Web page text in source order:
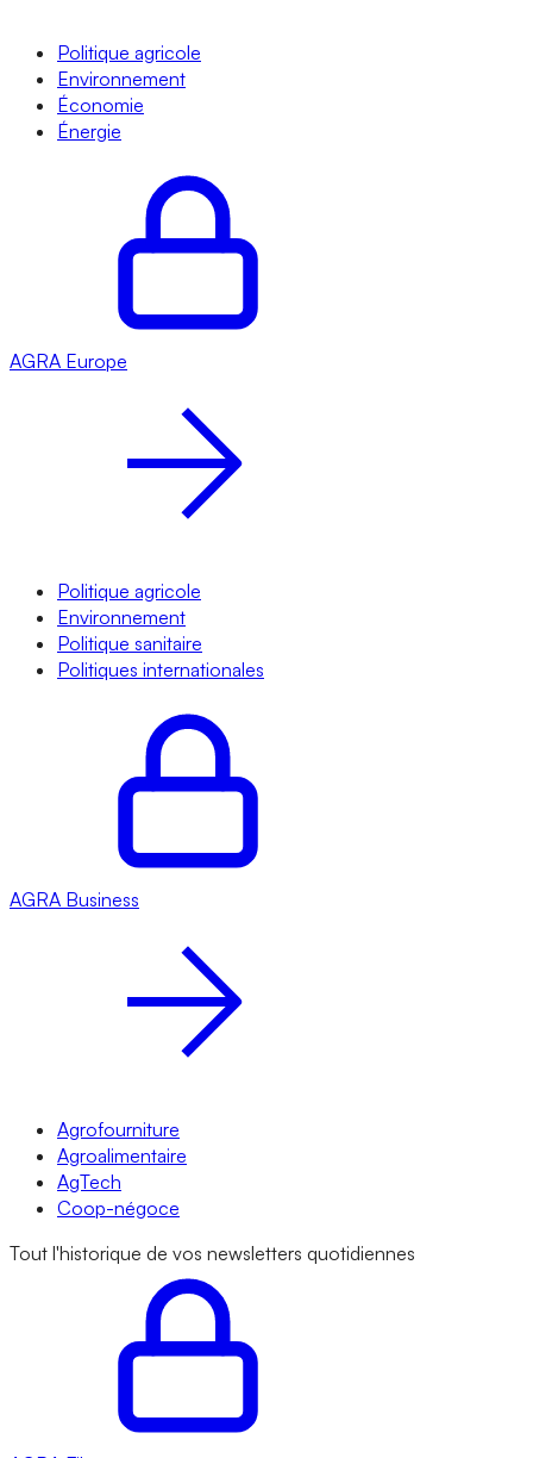
Politique agricole
Environnement
Économie
Énergie
AGRA Europe
Politique agricole
Environnement
Politique sanitaire
Politiques internationales
AGRA Business
Agrofourniture
Agroalimentaire
AgTech
Coop-négoce
Tout l'historique de vos newsletters quotidiennes